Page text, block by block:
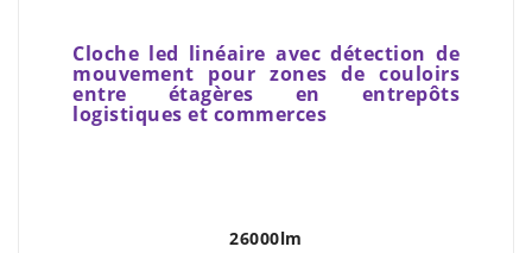
Cloche led linéaire avec détection de
mouvement pour zones de couloirs
entre étagères en entrepôts
logistiques et commerces
26000lm